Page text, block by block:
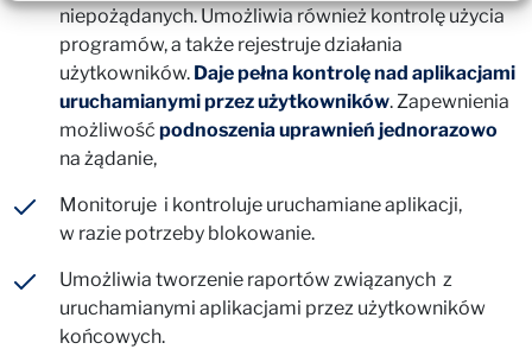
niepożądanych. Umożliwia również kontrolę użycia
programów, a także rejestruje działania
użytkowników. Daje pełna kontrolę nad aplikacjami
uruchamianymi przez użytkowników. Zapewnienia
możliwość podnoszenia uprawnień jednorazowo
na żądanie,
Monitoruje i kontroluje uruchamiane aplikacji,
w razie potrzeby blokowanie.
Umożliwia tworzenie raportów związanych z
uruchamianymi aplikacjami przez użytkowników
końcowych.